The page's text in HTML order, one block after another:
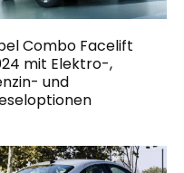
Combo Facelift
mit Elektro-,
und